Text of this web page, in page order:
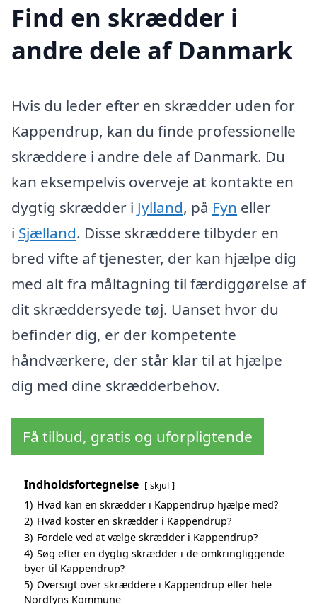
Find en skrædder i
andre dele af Danmark
Hvis du leder efter en skrædder uden for
Kappendrup, kan du finde professionelle
skræddere i andre dele af Danmark. Du
kan eksempelvis overveje at kontakte en
dygtig skrædder i Jylland, på Fyn eller
i Sjælland. Disse skræddere tilbyder en
bred vifte af tjenester, der kan hjælpe dig
med alt fra måltagning til færdiggørelse af
dit skræddersyede tøj. Uanset hvor du
befinder dig, er der kompetente
håndværkere, der står klar til at hjælpe
dig med dine skrædderbehov.
Få tilbud, gratis og uforpligtende
Indholdsfortegnelse skjul
1) Hvad kan en skrædder i Kappendrup hjælpe med?
2) Hvad koster en skrædder i Kappendrup?
3) Fordele ved at vælge skrædder i Kappendrup?
4) Søg efter en dygtig skrædder i de omkringliggende
byer til Kappendrup?
5) Oversigt over skræddere i Kappendrup eller hele
Nordfyns Kommune